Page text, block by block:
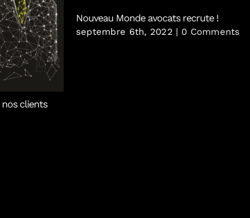
clients
Nouveau Monde avocats recrute !
septembre 6th, 2022 | 0 Comments